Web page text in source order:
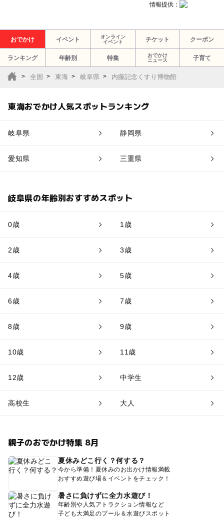
情報提供：
おでかけ イベント
オンライン
イベント
チケット クーポン
ランキング 年齢別 特集
おでかけ
ニュース
子育て
全国 東海 岐阜県 内藤記念くすり博物館
東海おでかけ人気スポットランキング
岐阜県 静岡県
愛知県 三重県
岐阜県の年齢別おすすめスポット
0歳 1歳
2歳 3歳
4歳 5歳
6歳 7歳
8歳 9歳
10歳 11歳
12歳 中学生
高校生 大人
親子のおでかけ特集 8月
夏休みどこ行く？何する？
今から準備！夏休みのお出かけ情報満載
おすすめ遊び場＆イベントをチェック！
暑さに負けずに全力水遊び！
年齢別や人気アトラクション情報など
子ども大満足のプール＆水遊びスポット